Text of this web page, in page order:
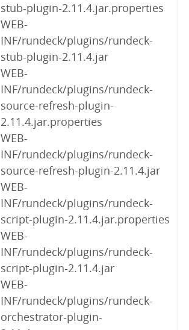
stub-plugin-2.11.4.jar.properties
WEB-
INF/rundeck/plugins/rundeck-
stub-plugin-2.11.4.jar
WEB-
INF/rundeck/plugins/rundeck-
source-refresh-plugin-
2.11.4.jar.properties
WEB-
INF/rundeck/plugins/rundeck-
source-refresh-plugin-2.11.4.jar
WEB-
INF/rundeck/plugins/rundeck-
script-plugin-2.11.4.jar.properties
WEB-
INF/rundeck/plugins/rundeck-
script-plugin-2.11.4.jar
WEB-
INF/rundeck/plugins/rundeck-
orchestrator-plugin-